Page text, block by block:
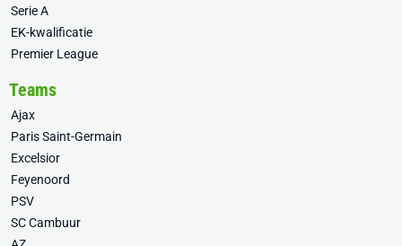
Serie A
EK-kwalificatie
Premier League
Teams
Ajax
Paris Saint-Germain
Excelsior
Feyenoord
PSV
SC Cambuur